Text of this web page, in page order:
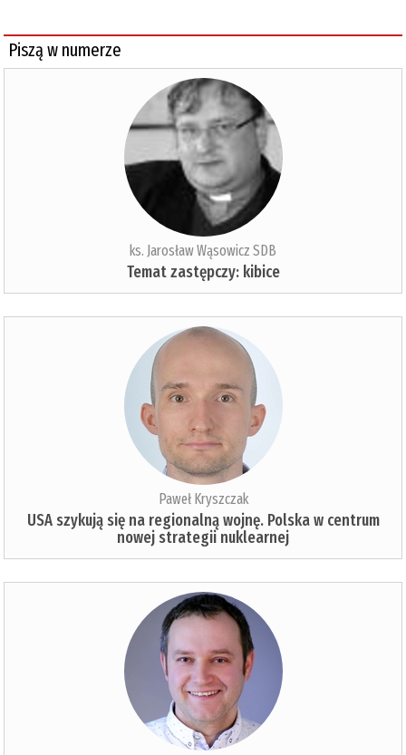
Piszą w numerze
ks. Jarosław Wąsowicz SDB
Temat zastępczy: kibice
Paweł Kryszczak
USA szykują się na regionalną wojnę. Polska w centrum
nowej strategii nuklearnej